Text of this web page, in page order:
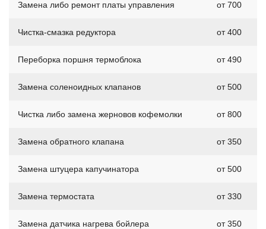
Замена либо ремонт платы управления от 700
Чистка-смазка редуктора от 400
Переборка поршня термоблока от 490
Замена соленоидных клапанов от 500
Чистка либо замена жерновов кофемолки от 800
Замена обратного клапана от 350
Замена штуцера капучинатора от 500
Замена термостата от 330
Замена датчика нагрева бойлера от 350